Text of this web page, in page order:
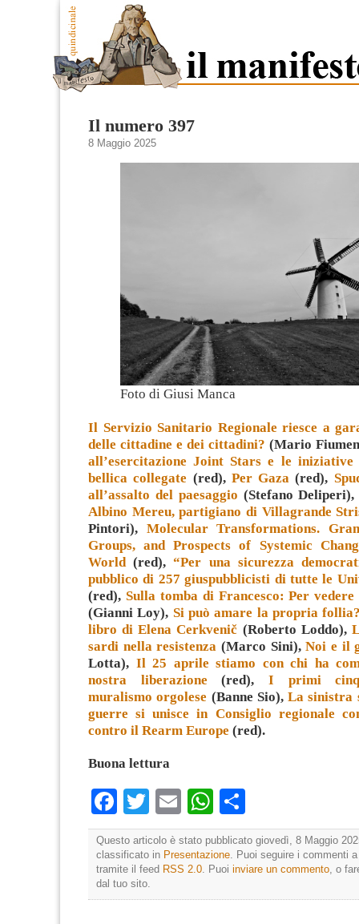
Il numero 397
8 Maggio 2025
Foto di Giusi Manca
Il Servizio Sanitario Regionale riesce a
delle cittadine e dei cittadini? (Mario
all’esercitazione Joint Stars e le iniziative
bellica collegate (red), Per Gaza (red),
all’assalto del paesaggio (Stefano
Albino Mereu, partigiano di Villagrande
Pintori), Molecular Transformations.
Groups, and Prospects of Systemic
World (red),“Per una sicurezza
pubblico di 257 giuspubblicisti di tutte le
(red), Sulla tomba di Francesco: Per
(Gianni Loy), Si può amare la propria
libro di Elena Cerkvenič (Roberto Loddo),
sardi nella resistenza (Marco Sini),Noi e il
Lotta), Il 25 aprile stiamo con chi ha
nostra liberazione (red),I primi
muralismo orgolese (Banne Sio), La sinistra
guerre si unisce in Consiglio regionale
contro il Rearm Europe (red).
Buona lettura
Facebook
Twitter
EmailWhatsApp
Questo articolo è stato pubblicato giovedì, 8 Maggio
classificato in Presentazione . Puoi seguire i commenti
tramite il feed RSS 2.0 . Puoi inviare un commento , o
dal tuo sito.